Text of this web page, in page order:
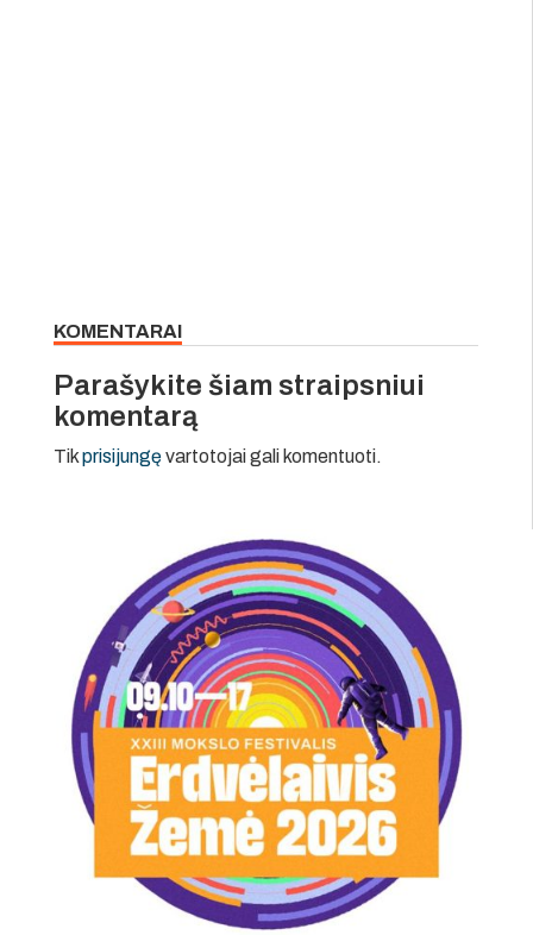
KOMENTARAI
Parašykite šiam straipsniui
komentarą
Tikprisijungęvartotojai gali komentuoti.